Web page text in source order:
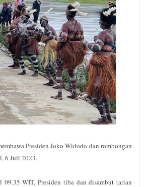
Presiden Joko Widodo dan rombongan
6 Juli 2023.
09.35 WIT, Presiden tiba dan disambut tarian